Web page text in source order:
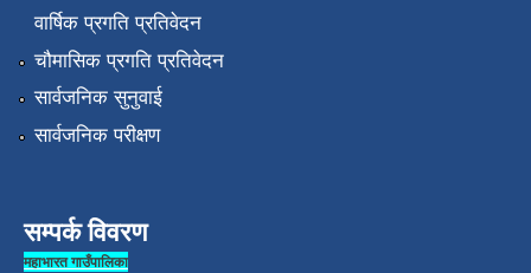
वार्षिक प्रगति प्रतिवेदन
चौमासिक प्रगति प्रतिवेदन
सार्वजनिक सुनुवाई
सार्वजनिक परीक्षण
सम्पर्क विवरण
महाभारत गाउँपालिका